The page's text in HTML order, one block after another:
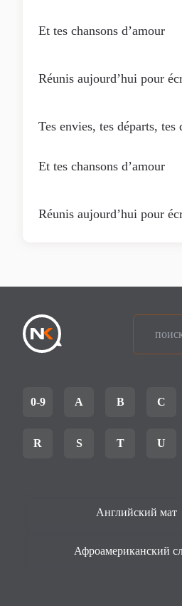
Et tes chansons d’amour
Réunis aujourd’hui pour
Tes envies, tes départs, tes
Et tes chansons d’amour
Réunis aujourd’hui pour
0-9 A B C
R S T U
Английский мат
Афроамериканский